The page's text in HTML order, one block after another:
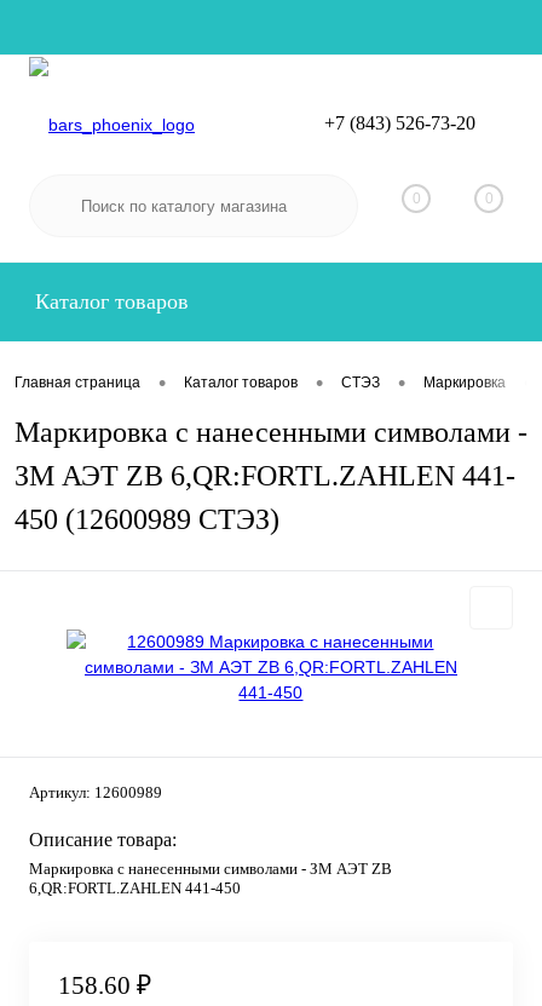
Вход
+7 (843) 526-73-20
0 0
Каталог товаров
Главная страница • Каталог товаров • СТЭЗ • Маркировка
Маркировка с нанесенными символами -
ЗМ АЭТ ZB 6,QR:FORTL.ZAHLEN 441-
450 (12600989 СТЭЗ)
Артикул: 12600989
Описание товара:
Маркировка с нанесенными символами - ЗМ АЭТ ZB
6,QR:FORTL.ZAHLEN 441-450
158.60 ₽